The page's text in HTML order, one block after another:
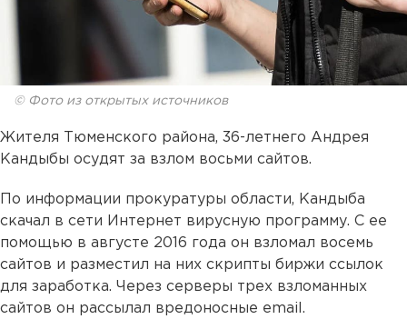
© Фото из открытых источников
Жителя Тюменского района, 36-летнего Андрея
Кандыбы осудят за взлом восьми сайтов.
По информации прокуратуры области, Кандыба
скачал в сети Интернет вирусную программу. С ее
помощью в августе 2016 года он взломал восемь
сайтов и разместил на них скрипты биржи ссылок
для заработка. Через серверы трех взломанных
сайтов он рассылал вредоносные email.